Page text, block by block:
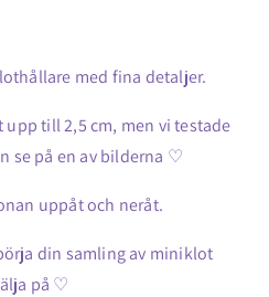
med fina detaljer.
till 2,5 cm, men vi testade
se på en av bilderna ♡
uppåt och neråt.
din samling av miniklot
på ♡